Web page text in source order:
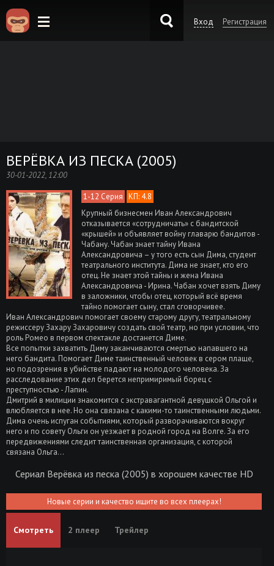
Вход Регистрация
ВЕРЁВКА ИЗ ПЕСКА (2005)
30-01-2022, 12:00
1-12 Серия КП: 4.8
Крупный бизнесмен Иван Александрович
отказывается «сотрудничать» с бандитской
«крышей» и объявляет войну главарю бандитов -
Чабану. Чабан знает тайну Ивана
Александровича – у того есть сын Дима, студент
театрального института. Дима не знает, кто его
отец. Не знает этой тайны и жена Ивана
Александровича - Ирина. Чабан хочет взять Диму
в заложники, чтобы отец, который всё время
тайно помогает сыну, стал сговорчивее.
Иван Александрович помогает своему старому другу, театральному
режиссеру Захару Захаровичу создать свой театр, но при условии, что
роль Ромео в первом спектакле достанется Диме.
Все попытки захватить Диму заканчиваются смертью напавшего на
него бандита. Помогает Диме таинственный человек в сером плаще,
но подозрения в убийстве падают на молодого человека. За
расследование этих дел берется непримиримый борец с
преступностью - Лапин.
Дмитрий в милиции знакомится с экстравагантной девушкой Ольгой и
влюбляется в нее. Но она связана с какими-то таинственными людьми.
Дима очень испуган событиями, который разворачиваются вокруг
него и по совету Ольги он уезжает в родной город на Волге. За его
передвижениями следит таинственная организация, с которой
связана Ольга...
Сериал Верёвка из песка (2005) в хорошем качестве HD
Новые серии и качество ищите во всех плеерах!
Смотреть 2 плеер Трейлер